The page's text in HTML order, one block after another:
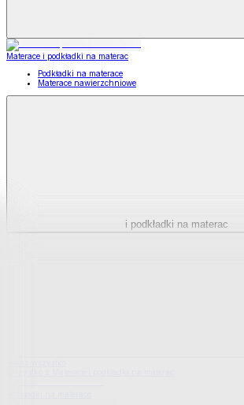
Materace i podkładki na materac
Podkładki na materace
Materace nawierzchniowe
i podkładki na materac